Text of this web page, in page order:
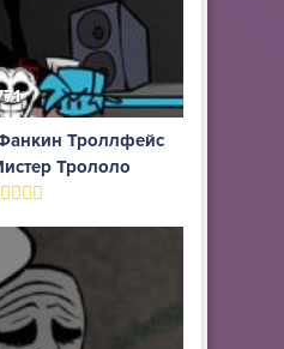
Троллфейс
Трололо